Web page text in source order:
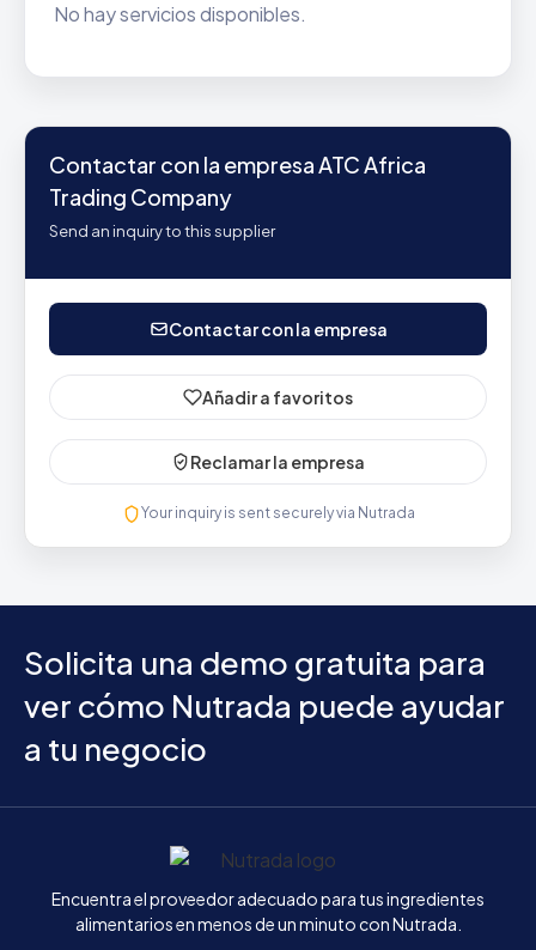
No hay servicios disponibles.
Contactar con la empresa ATC Africa
Trading Company
Send an inquiry to this supplier
Contactar con la empresa
Añadir a favoritos
Reclamar la empresa
Your inquiry is sent securely via Nutrada
Solicita una demo gratuita para
ver cómo Nutrada puede ayudar
a tu negocio
Inicio
Encuentra el proveedor adecuado para tus ingredientes
alimentarios en menos de un minuto con Nutrada.